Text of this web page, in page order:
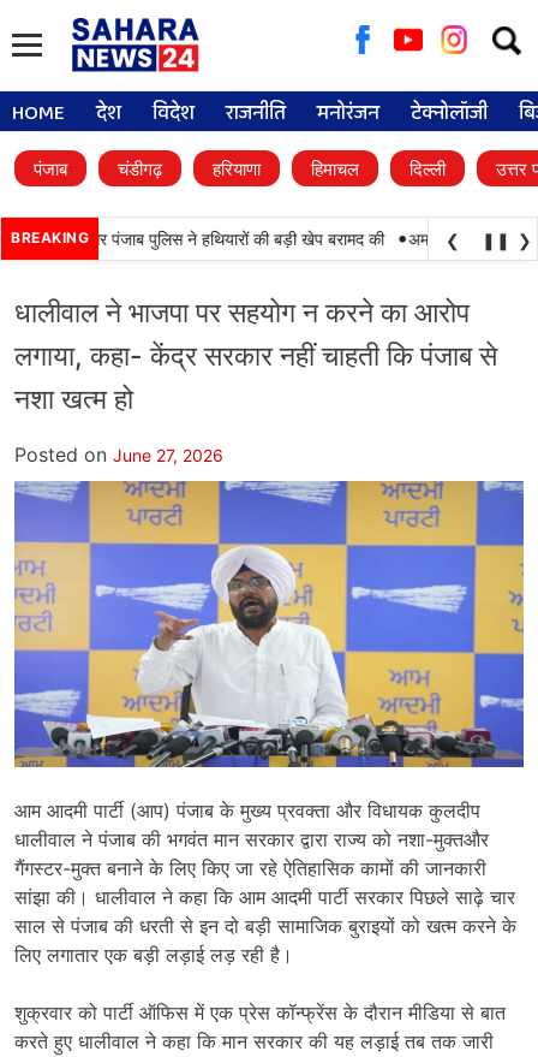
for:
HOME देश विदेश राजनीति मनोरंजन टेक्नोलॉजी
पंजाब चंडीगढ़ हरियाणा हिमाचल दिल्ली उत्तर
BREAKING
BSF और पंजाब पुलिस ने हथियारों की बड़ी खेप बरामद की • अमन अरोड़ा ने शाहकोट
❮ ❚❚ ❯
धालीवाल ने भाजपा पर सहयोग न करने का आरोप
लगाया, कहा- केंद्र सरकार नहीं चाहती कि पंजाब से
नशा खत्म हो
Posted on June 27, 2026
आम आदमी पार्टी (आप) पंजाब के मुख्य प्रवक्ता और विधायक कुलदीप
धालीवाल ने पंजाब की भगवंत मान सरकार द्वारा राज्य को नशा-मुक्तऔर
गैंगस्टर-मुक्त बनाने के लिए किए जा रहे ऐतिहासिक कामों की जानकारी
सांझा की। धालीवाल ने कहा कि आम आदमी पार्टी सरकार पिछले साढ़े चार
साल से पंजाब की धरती से इन दो बड़ी सामाजिक बुराइयों को खत्म करने के
लिए लगातार एक बड़ी लड़ाई लड़ रही है।
शुक्रवार को पार्टी ऑफिस में एक प्रेस कॉन्फ्रेंस के दौरान मीडिया से बात
करते हुए धालीवाल ने कहा कि मान सरकार की यह लड़ाई तब तक जारी